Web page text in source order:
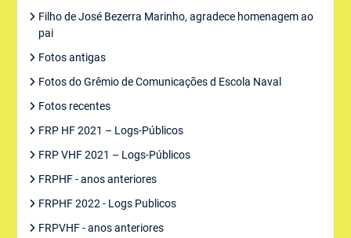
Filho de José Bezerra Marinho, agradece homenagem ao
pai
Fotos antigas
Fotos do Grêmio de Comunicações d Escola Naval
Fotos recentes
FRP HF 2021 – Logs-Públicos
FRP VHF 2021 – Logs-Públicos
FRPHF - anos anteriores
FRPHF 2022 - Logs Publicos
FRPVHF - anos anteriores